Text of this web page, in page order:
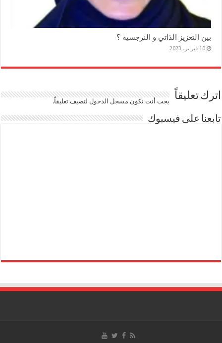
بين التعزيز الذاتي و النرجسية ؟
10 فبراير، 2023
اترك تعليقاً يجب أنت تكون مسجل الدخوللتضيف تعليقاً.
تابعنا على فيسبوك